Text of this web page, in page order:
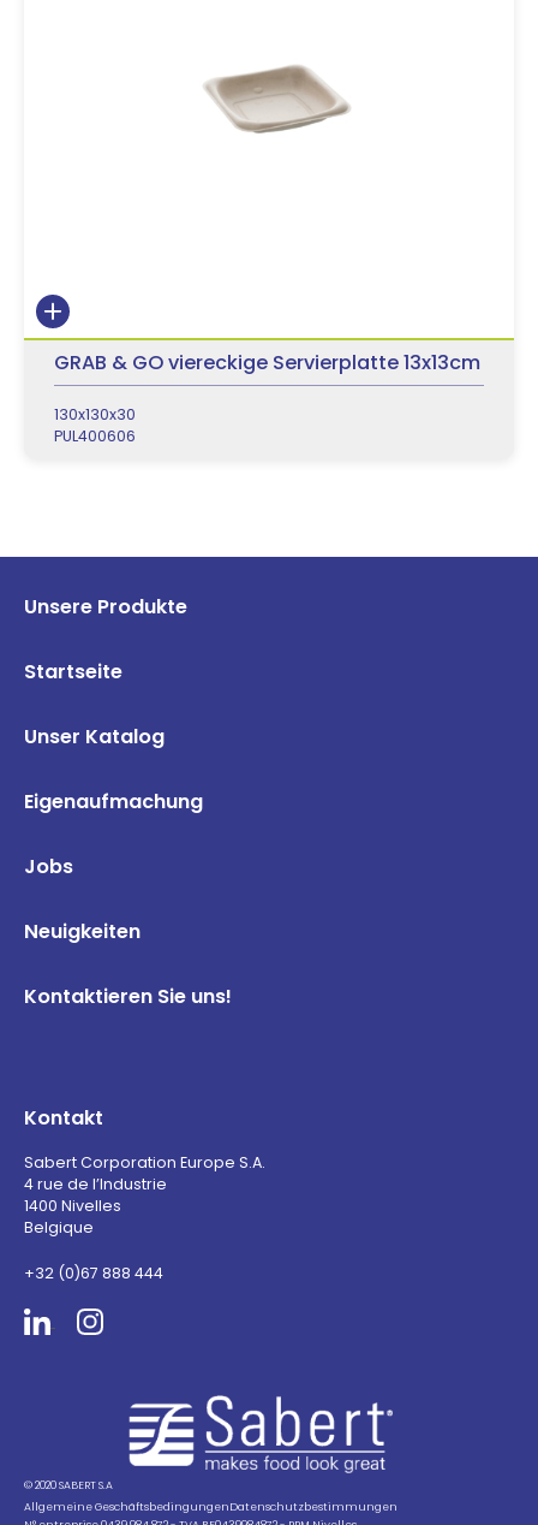
GRAB & GO viereckige Servierplatte 13x13cm
130x130x30
PUL400606
Unsere Produkte
Startseite
Unser Katalog
Eigenaufmachung
Jobs
Neuigkeiten
Kontaktieren Sie uns!
Kontakt
Sabert Corporation Europe S.A.
4 rue de l’Industrie
1400 Nivelles
Belgique
+32 (0)67 888 444
© 2020 SABERT S.A
Allgemeine GeschäftsbedingungenDatenschutzbestimmungen